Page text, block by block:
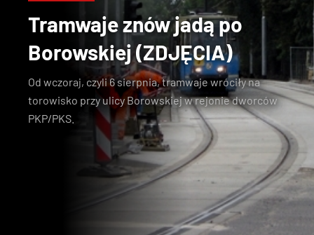
Tramwaje znów jadą po
Borowskiej (ZDJĘCIA)
Od wczoraj, czyli 6 sierpnia, tramwaje wróciły na
torowisko przy ulicy Borowskiej w rejonie dworców
PKP/PKS.